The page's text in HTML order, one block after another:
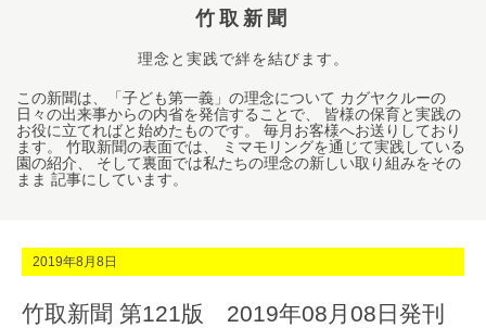
竹取新聞
理念と実践で絆を結びます。
この新聞は、「子ども第一義」の理念について カグヤクルーの
日々の出来事からの内省を発信することで、 皆様の保育と実践の
お役に立てればと始めたものです。 毎月お客様へお送りしており
ます。 竹取新聞の表面では、 ミマモリングを通じて実践している
園の紹介、 そして裏面では私たちの理念の新しい取り組みをその
まま 記事にしています。
2019年8月8日
竹取新聞 第121版 2019年08月08日発刊